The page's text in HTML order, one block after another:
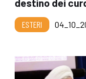
destino dei
ESTERI